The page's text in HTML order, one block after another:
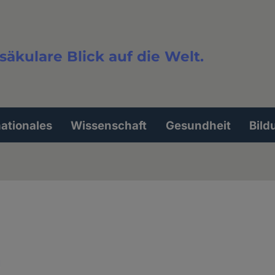
Blick auf die Welt.
Wissenschaft Gesundheit